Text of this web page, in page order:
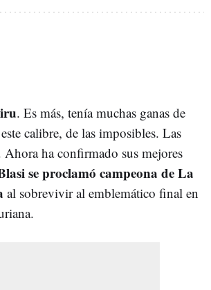
. Es más, tenía muchas ganas de
calibre, de las imposibles. Las
Ahora ha confirmado sus mejores
se proclamó campeona de La
al sobrevivir al emblemático final en